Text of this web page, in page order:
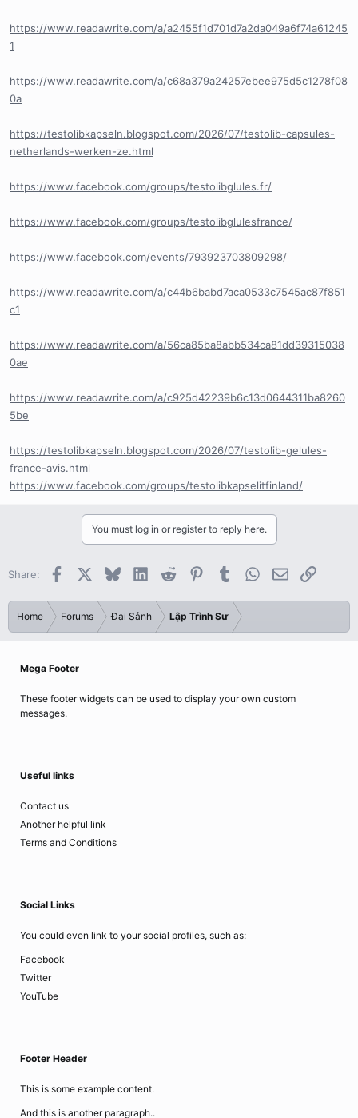
https://www.readawrite.com/a/a2455f1d701d7a2da049a6f74a61245
1
https://www.readawrite.com/a/c68a379a24257ebee975d5c1278f08
0a
https://testolibkapseln.blogspot.com/2026/07/testolib-capsules-
netherlands-werken-ze.html
https://www.facebook.com/groups/testolibglules.fr/
https://www.facebook.com/groups/testolibglulesfrance/
https://www.facebook.com/events/793923703809298/
https://www.readawrite.com/a/c44b6babd7aca0533c7545ac87f851
c1
https://www.readawrite.com/a/56ca85ba8abb534ca81dd39315038
0ae
https://www.readawrite.com/a/c925d42239b6c13d0644311ba8260
5be
https://testolibkapseln.blogspot.com/2026/07/testolib-gelules-
france-avis.html
https://www.facebook.com/groups/testolibkapselitfinland/
You must log in or register to reply here.
Share: Facebook BlueskyLinkedInReddit PinterestTumblrWhatsApp
EmailLink
Home Forums Đại Sảnh Lập Trình Sư
Mega Footer
These footer widgets can be used to display your own custom
messages.
Useful links
Contact us
Another helpful link
Terms and Conditions
Social Links
You could even link to your social profiles, such as:
Facebook
Twitter
YouTube
Footer Header
This is some example content.
And this is another paragraph..